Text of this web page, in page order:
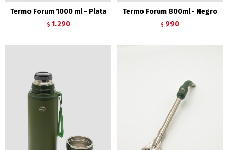
Termo Forum 1000 ml - Plata
$ 1.290
Termo Forum 800ml - Negro
$ 990